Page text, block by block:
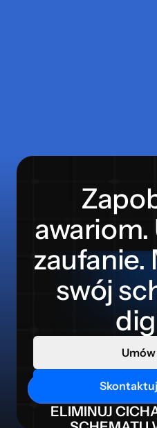
ELIMINUJ
KLUCZOWE KORZYŚCI Z 
swój